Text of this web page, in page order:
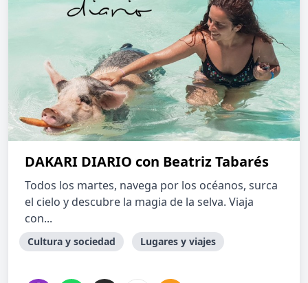
DAKARI DIARIO con Beatriz Tabarés
Todos los martes, navega por los océanos, surca
el cielo y descubre la magia de la selva. Viaja
con...
Cultura y sociedad Lugares y viajes